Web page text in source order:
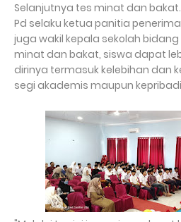
Selanjutnya tes minat dan
Pd selaku ketua panitia
juga wakil kepala sekolah
minat dan bakat, siswa dapat
dirinya termasuk kelebihan dan
segi akademis maupun